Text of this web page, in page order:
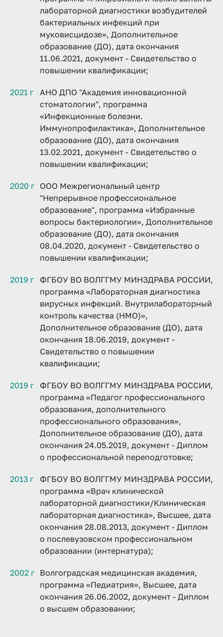
лабораторной диагностики возбудителей
бактериальных инфекций при
муковисцидозе», Дополнительное
образование (ДО), дата окончания
11.06.2021, документ - Свидетельство о
повышении квалификации;
2021 г
АНО ДПО "Академия инновационной
стоматологии", программа
«Инфекционные болезни.
Иммунопрофилактика», Дополнительное
образование (ДО), дата окончания
13.02.2021, документ - Свидетельство о
повышении квалификации;
2020 г ООО Межрегиональный центр
"Непрерывное профессиональное
образование", программа «Избранные
вопросы бактериологии», Дополнительное
образование (ДО), дата окончания
08.04.2020, документ - Свидетельство о
повышении квалификации;
2019 г
ФГБОУ ВО ВОЛГГМУ МИНЗДРАВА РОССИИ,
программа «Лабораторная диагностика
вирусных инфекций. Внутрилабораторный
контроль качества (НМО)»,
Дополнительное образование (ДО), дата
окончания 18.06.2019, документ -
Свидетельство о повышении
квалификации;
2019 г
ФГБОУ ВО ВОЛГГМУ МИНЗДРАВА РОССИИ,
программа «Педагог профессионального
образования, дополнительного
профессионального образования»,
Дополнительное образование (ДО), дата
окончания 24.05.2019, документ - Диплом
о профессиональной переподготовке;
2013 г
ФГБОУ ВО ВОЛГГМУ МИНЗДРАВА РОССИИ,
программа «Врач клинической
лабораторной диагностики/Клиническая
лабораторная диагностика», Высшее, дата
окончания 28.08.2013, документ - Диплом
о послевузовском профессиональном
образовании (интернатура);
2002 г Волгоградская медицинская академия,
программа «Педиатрия», Высшее, дата
окончания 26.06.2002, документ - Диплом
о высшем образовании;